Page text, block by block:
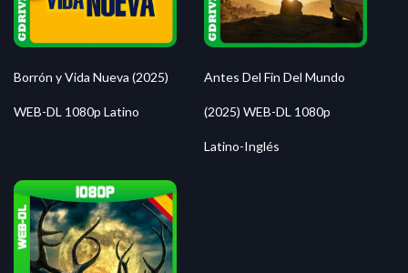
Borrón y Vida Nueva (2025)
WEB-DL 1080p Latino
Antes Del Fin Del Mundo
(2025) WEB-DL 1080p
Latino-Inglés